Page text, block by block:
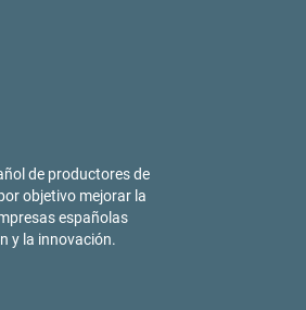
de productores de
objetivo mejorar la
españolas
y la innovación.